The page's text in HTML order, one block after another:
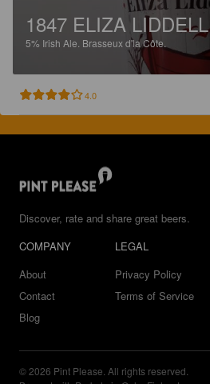
1847 ELIZA LIDDELL
5% Irish Ale. Brasseux d'la Côte.
4.0
Discover, rate and share great beers.
COMPANY
About
Contact
Blog
LEGAL
Privacy Policy
Terms of Service
© 2026 Pint Please. All rights reserved.